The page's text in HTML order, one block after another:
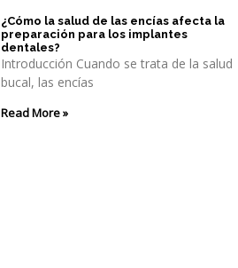
¿Cómo la salud de las encías afecta la
preparación para los implantes
dentales?
Introducción Cuando se trata de la salud
bucal, las encías
Read More »